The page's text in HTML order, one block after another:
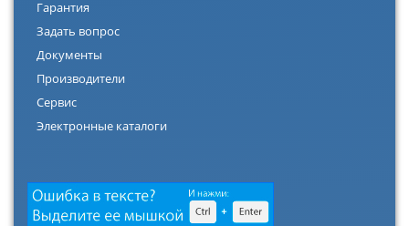
Гарантия
Задать вопрос
Документы
Производители
Сервис
Электронные каталоги